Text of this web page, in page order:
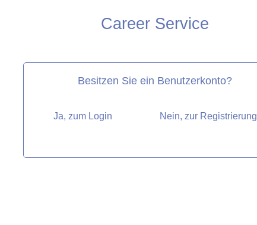
Career Service
Besitzen Sie ein Benutzerkonto?
Ja, zum Login Nein, zur Registrierung